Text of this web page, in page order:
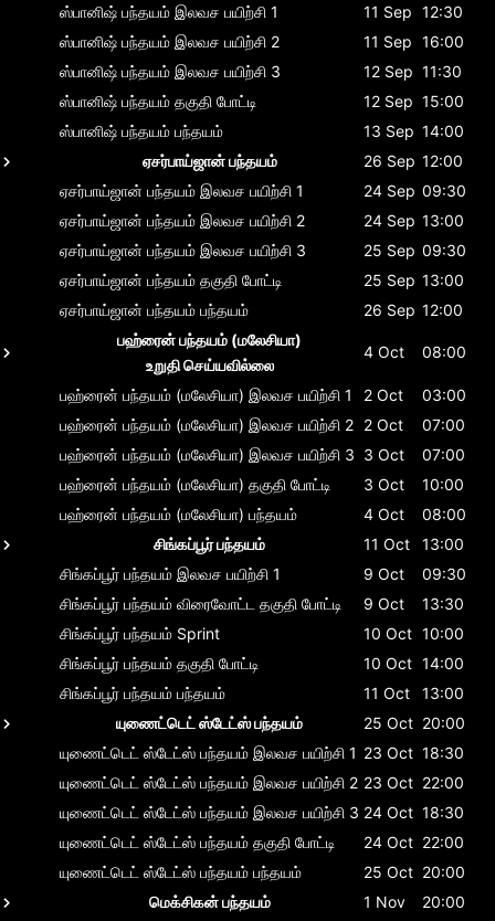
ஸ்பானிஷ் பந்தயம் இலவச பயிற்சி 1 11 Sep 12:30
ஸ்பானிஷ் பந்தயம் இலவச பயிற்சி 2 11 Sep 16:00
ஸ்பானிஷ் பந்தயம் இலவச பயிற்சி 3 12 Sep 11:30
ஸ்பானிஷ் பந்தயம் தகுதி போட்டி 12 Sep 15:00
ஸ்பானிஷ் பந்தயம் பந்தயம் 13 Sep 14:00
ஏசர்பாய்ஜான் பந்தயம்
26 Sep 12:00
ஏசர்பாய்ஜான் பந்தயம் இலவச பயிற்சி 1 24 Sep 09:30
ஏசர்பாய்ஜான் பந்தயம் இலவச பயிற்சி 2 24 Sep 13:00
ஏசர்பாய்ஜான் பந்தயம் இலவச பயிற்சி 3 25 Sep 09:30
ஏசர்பாய்ஜான் பந்தயம் தகுதி போட்டி 25 Sep 13:00
ஏசர்பாய்ஜான் பந்தயம் பந்தயம் 26 Sep 12:00
பஹ்ரைன் பந்தயம் (மலேசியா)
உறுதி செய்யவில்லை
4 Oct 08:00
பஹ்ரைன் பந்தயம் (மலேசியா) இலவச பயிற்சி 1 2 Oct
03:00
பஹ்ரைன் பந்தயம் (மலேசியா) இலவச பயிற்சி 2 2 Oct
07:00
பஹ்ரைன் பந்தயம் (மலேசியா) இலவச பயிற்சி 3 3 Oct
07:00
பஹ்ரைன் பந்தயம் (மலேசியா) தகுதி போட்டி 3 Oct
10:00
பஹ்ரைன் பந்தயம் (மலேசியா) பந்தயம் 4 Oct
08:00
சிங்கப்பூர் பந்தயம்
11 Oct
13:00
சிங்கப்பூர் பந்தயம் இலவச பயிற்சி 1 9 Oct
09:30
சிங்கப்பூர் பந்தயம் விரைவோட்ட தகுதி போட்டி 9 Oct
13:30
சிங்கப்பூர் பந்தயம் Sprint 10 Oct 10:00
சிங்கப்பூர் பந்தயம் தகுதி போட்டி 10 Oct 14:00
சிங்கப்பூர் பந்தயம் பந்தயம் 11 Oct
13:00
யுணைட்டெட் ஸ்டேட்ஸ் பந்தயம்
25 Oct 20:00
யுணைட்டெட் ஸ்டேட்ஸ் பந்தயம் இலவச பயிற்சி 1 23 Oct 18:30
யுணைட்டெட் ஸ்டேட்ஸ் பந்தயம் இலவச பயிற்சி 2 23 Oct 22:00
யுணைட்டெட் ஸ்டேட்ஸ் பந்தயம் இலவச பயிற்சி 3 24 Oct 18:30
யுணைட்டெட் ஸ்டேட்ஸ் பந்தயம் தகுதி போட்டி 24 Oct 22:00
யுணைட்டெட் ஸ்டேட்ஸ் பந்தயம் பந்தயம் 25 Oct 20:00
மெக்சிகன் பந்தயம்
1 Nov 20:00